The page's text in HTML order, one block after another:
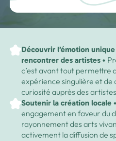
Sport
Numérique
Social
Ressources
Actualités & agendas
Contact
SRP
Formations
Formation
Formations «
Découvrir l’émotion
rencontrer des artistes •
c’est avant tout permettre
expérience singulière et de
curiosité auprès des
Soutenir la création locale •
engagement en faveur du
rayonnement des arts
activement la diffusion de